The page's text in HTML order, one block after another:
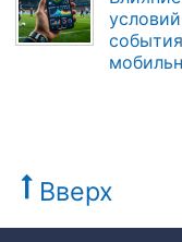
Вверх